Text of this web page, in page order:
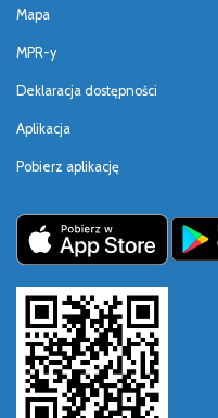
Mapa
MPR-y
Deklaracja dostępności
Aplikacja
Pobierz aplikację